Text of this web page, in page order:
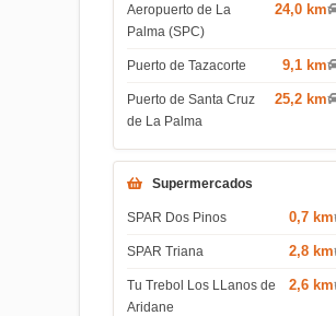
Aeropuerto de La
Palma (SPC)
24,0 km
Puerto de Tazacorte 9,1 km
Puerto de Santa Cruz
de La Palma
25,2 km
Supermercados
SPAR Dos Pinos 0,7 km
SPAR Triana 2,8 km
Tu Trebol Los LLanos de
Aridane
2,6 km